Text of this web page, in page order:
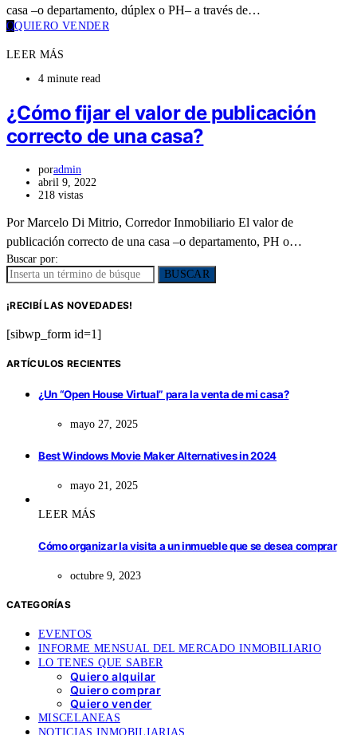
casa –o departamento, dúplex o PH– a través de…
QQUIERO VENDER
LEER MÁS
4 minute read
¿Cómo fijar el valor de publicación
correcto de una casa?
poradmin
abril 9, 2022
218 vistas
Por Marcelo Di Mitrio, Corredor Inmobiliario El valor de
publicación correcto de una casa –o departamento, PH o…
Buscar por:
BUSCAR
¡RECIBÍ LAS NOVEDADES!
[sibwp_form id=1]
ARTÍCULOS RECIENTES
¿Un “Open House Virtual” para la venta de mi casa?
mayo 27, 2025
Best Windows Movie Maker Alternatives in 2024
mayo 21, 2025
LEER MÁS
Cómo organizar la visita a un inmueble que se desea comprar
octubre 9, 2023
CATEGORÍAS
EVENTOS
INFORME MENSUAL DEL MERCADO INMOBILIARIO
LO TENES QUE SABER
Quiero alquilar
Quiero comprar
Quiero vender
MISCELANEAS
NOTICIAS INMOBILIARIAS